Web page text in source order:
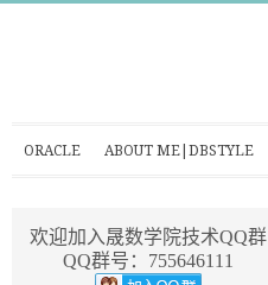
ORACLE ABOUT ME|DBSTYLE
欢迎加入晟数学院技术QQ群
QQ群号：755646111